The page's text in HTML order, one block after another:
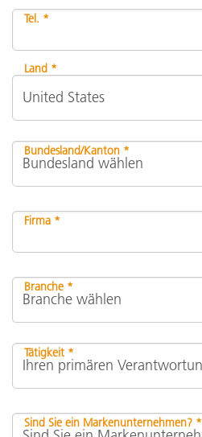
Tel. *
Land *
Bundesland/Kanton *
Firma *
Branche *
Tätigkeit *
Sind Sie ein Markenunternehmen? *